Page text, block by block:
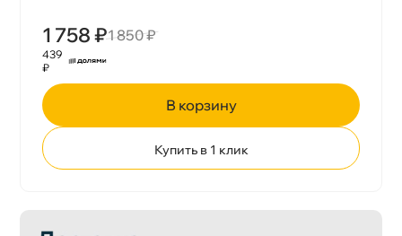
1 758 ₽1 850 ₽
439
₽
корзину
Купить в 1 клик